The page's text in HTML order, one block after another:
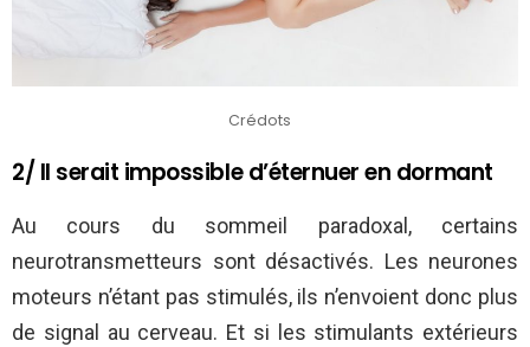
Crédots
2/ Il serait impossible d’éternuer en dormant
Au cours du sommeil paradoxal, certains
neurotransmetteurs sont désactivés. Les neurones
moteurs n’étant pas stimulés, ils n’envoient donc plus
de signal au cerveau. Et si les stimulants extérieurs